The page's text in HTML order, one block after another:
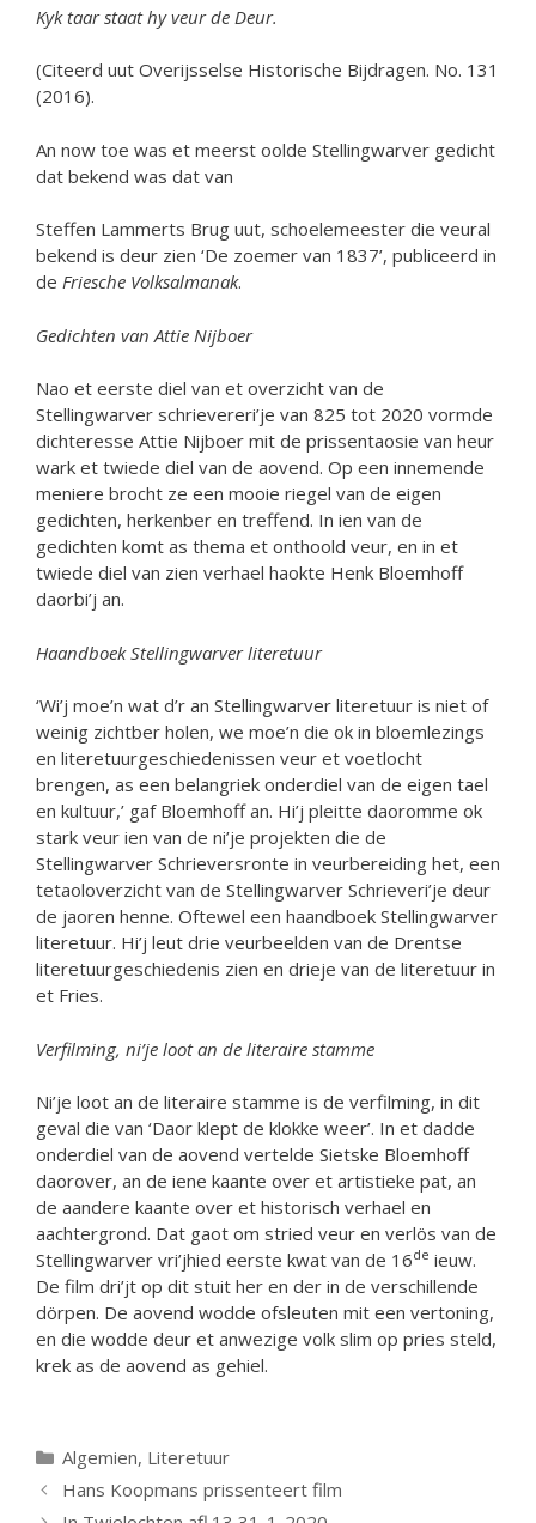
Kyk taar staat hy veur de Deur.
(Citeerd uut Overijsselse Historische Bijdragen. No. 131
(2016).
An now toe was et meerst oolde Stellingwarver gedicht
dat bekend was dat van
Steffen Lammerts Brug uut, schoelemeester die veural
bekend is deur zien ‘De zoemer van 1837’, publiceerd in
de Friesche Volksalmanak.
Gedichten van Attie Nijboer
Nao et eerste diel van et overzicht van de
Stellingwarver schrievereri’je van 825 tot 2020 vormde
dichteresse Attie Nijboer mit de prissentaosie van heur
wark et twiede diel van de aovend. Op een innemende
meniere brocht ze een mooie riegel van de eigen
gedichten, herkenber en treffend. In ien van de
gedichten komt as thema et onthoold veur, en in et
twiede diel van zien verhael haokte Henk Bloemhoff
daorbi’j an.
Haandboek Stellingwarver literetuur
‘Wi’j moe’n wat d’r an Stellingwarver literetuur is niet of
weinig zichtber holen, we moe’n die ok in bloemlezings
en literetuurgeschiedenissen veur et voetlocht
brengen, as een belangriek onderdiel van de eigen tael
en kultuur,’ gaf Bloemhoff an. Hi’j pleitte daoromme ok
stark veur ien van de ni’je projekten die de
Stellingwarver Schrieversronte in veurbereiding het, een
tetaoloverzicht van de Stellingwarver Schrieveri’je deur
de jaoren henne. Oftewel een haandboek Stellingwarver
literetuur. Hi’j leut drie veurbeelden van de Drentse
literetuurgeschiedenis zien en drieje van de literetuur in
et Fries.
Verfilming, ni’je loot an de literaire stamme
Ni’je loot an de literaire stamme is de verfilming, in dit
geval die van ‘Daor klept de klokke weer’. In et dadde
onderdiel van de aovend vertelde Sietske Bloemhoff
daorover, an de iene kaante over et artistieke pat, an
de aandere kaante over et historisch verhael en
aachtergrond. Dat gaot om stried veur en verlös van de
Stellingwarver vri’jhied eerste kwat van de 16de ieuw.
De film dri’jt op dit stuit her en der in de verschillende
dörpen. De aovend wodde ofsleuten mit een vertoning,
en die wodde deur et anwezige volk slim op pries steld,
krek as de aovend as gehiel.
Categorieën
Algemien, Literetuur
Hans Koopmans prissenteert film